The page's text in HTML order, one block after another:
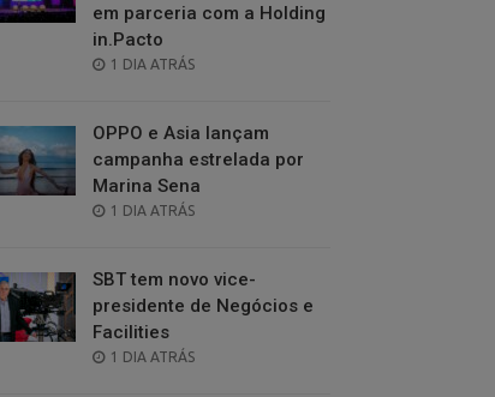
em parceria com a Holding
in.Pacto
POSTED
1 DIA ATRÁS
OPPO e Asia lançam
campanha estrelada por
Marina Sena
POSTED
1 DIA ATRÁS
SBT tem novo vice-
presidente de Negócios e
Facilities
POSTED
1 DIA ATRÁS